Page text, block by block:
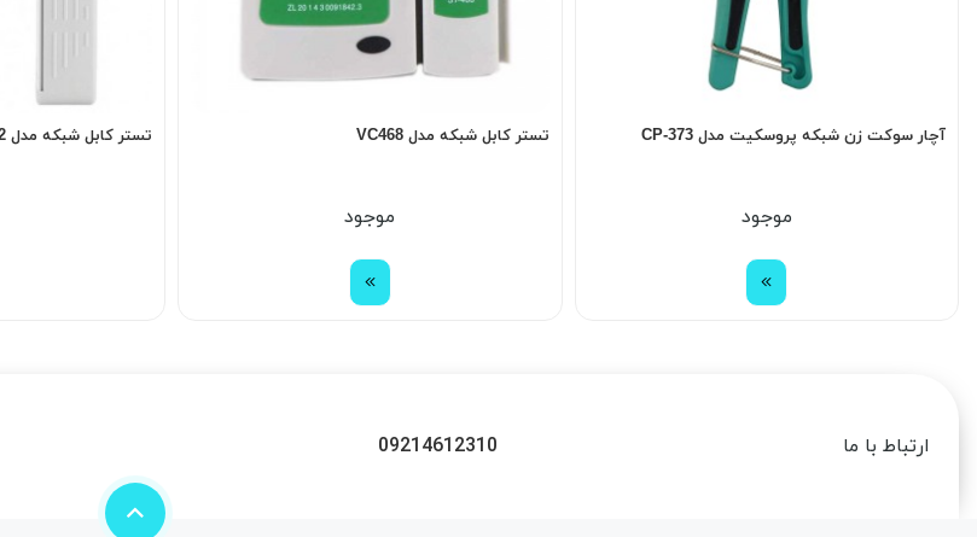
آچار سوکت زن شبکه پروسکیت مدل CP-373
موجود
تستر کابل شبکه مدل VC468
موجود
تستر کابل شبکه مدل BAMA102
ارتباط با ما 09214612310